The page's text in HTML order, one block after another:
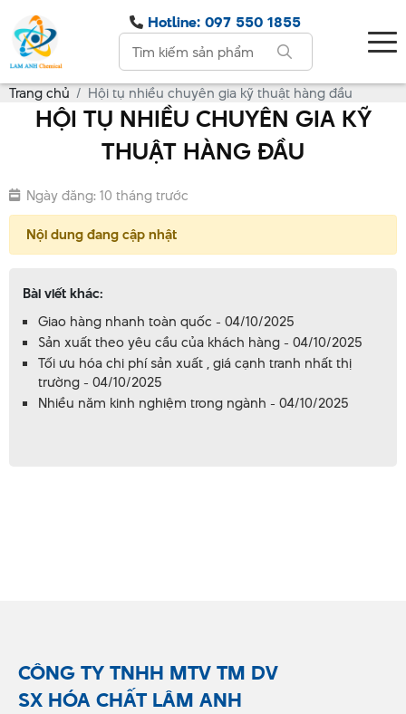
Hotline: 097 550 1855
Trang chủ Hội tụ nhiều chuyên gia kỹ thuật hàng đầu
HỘI TỤ NHIỀU CHUYÊN GIA KỸ
THUẬT HÀNG ĐẦU
Ngày đăng: 10 tháng trước
Nội dung đang cập nhật
Bài viết khác:
Giao hàng nhanh toàn quốc - 04/10/2025
Sản xuất theo yêu cầu của khách hàng - 04/10/2025
Tối ưu hóa chi phí sản xuất , giá cạnh tranh nhất thị
trường - 04/10/2025
Nhiều năm kinh nghiệm trong ngành - 04/10/2025
CÔNG TY TNHH MTV TM DV
SX HÓA CHẤT LÂM ANH